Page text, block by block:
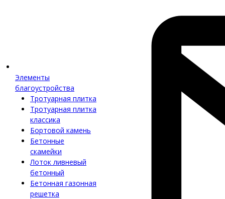
Элементы
благоустройства
Тротуарная плитка
Тротуарная плитка
классика
Бортовой камень
Бетонные
скамейки
Лоток ливневый
бетонный
Бетонная газонная
решетка